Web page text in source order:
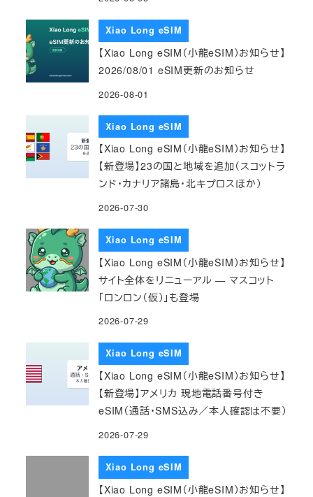
Xiao Long eSIM
【Xiao Long eSIM（小龍eSIM）お知らせ】
2026/08/01 eSIM更新のお知らせ
2026-08-01
Xiao Long eSIM
【Xiao Long eSIM（小龍eSIM）お知らせ】
【新登場】23の国と地域を追加（スコットラ
ンド・カナリア諸島・北キプロスほか）
2026-07-30
Xiao Long eSIM
【Xiao Long eSIM（小龍eSIM）お知らせ】
サイト全体をリニューアル — マスコット
「ロンロン（仮）」も登場
2026-07-29
Xiao Long eSIM
【Xiao Long eSIM（小龍eSIM）お知らせ】
【新登場】アメリカ 現地電話番号付き
eSIM（通話・SMS込み／本人確認は不要）
2026-07-29
Xiao Long eSIM
【Xiao Long eSIM（小龍eSIM）お知らせ】